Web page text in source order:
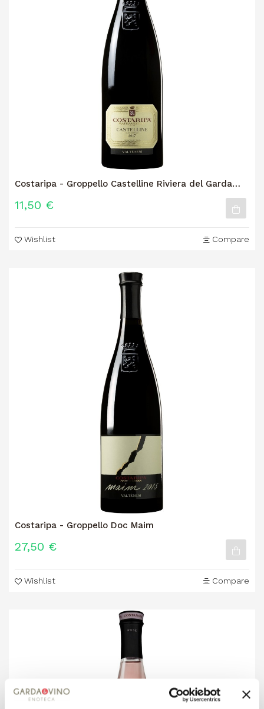
Costaripa - Groppello Castelline Riviera del Garda
11,50 €
Wishlist Compare
Costaripa - Groppello Doc Maim
27,50 €
Wishlist Compare